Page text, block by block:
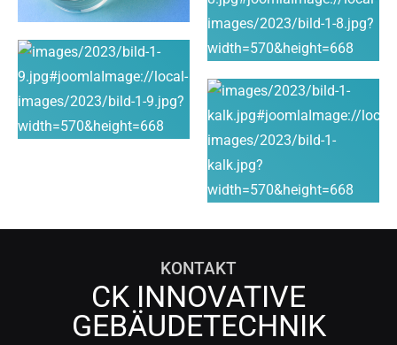
KONTAKT
CK INNOVATIVE
GEBÄUDETECHNIK